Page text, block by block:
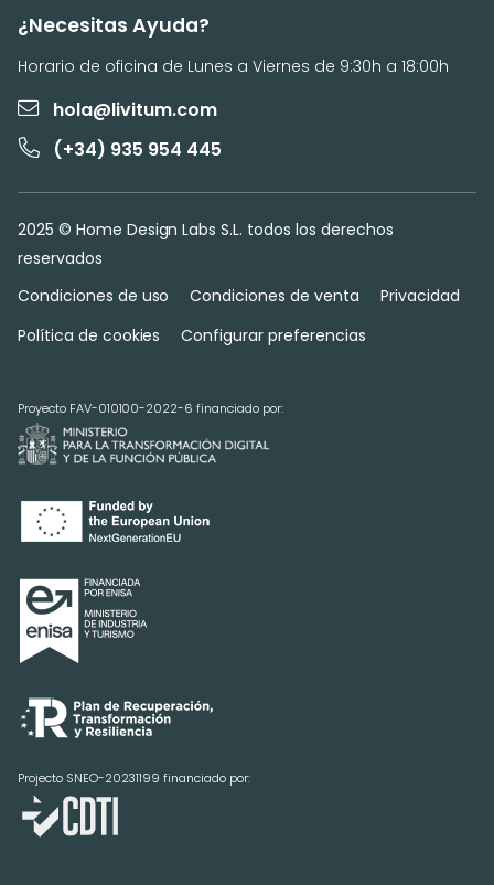
¿Necesitas Ayuda?
Horario de oficina de Lunes a Viernes de 9:30h a 18:00h
hola@livitum.com
(+34) 935 954 445
2025 © Home Design Labs S.L. todos los derechos
reservados
Condiciones de uso
Condiciones de venta
Privacidad
Política de cookies
Configurar preferencias
Proyecto FAV-010100-2022-6 financiado por:
Projecto SNEO-20231199 financiado por: